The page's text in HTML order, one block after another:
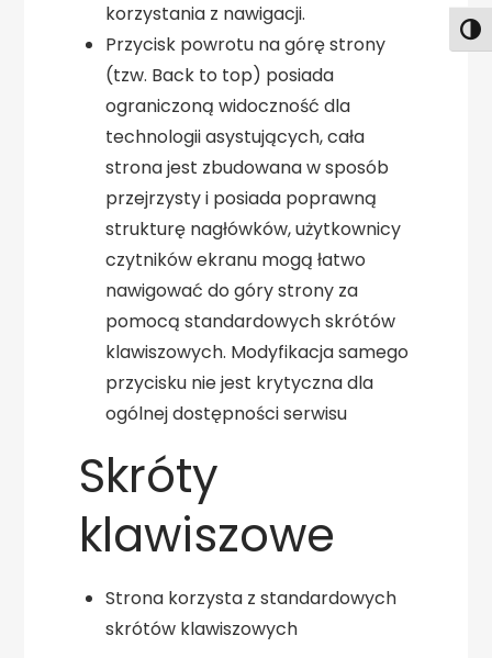
korzystania z nawigacji.
Przycisk powrotu na górę strony
(tzw. Back to top) posiada
ograniczoną widoczność dla
technologii asystujących, cała
strona jest zbudowana w sposób
przejrzysty i posiada poprawną
strukturę nagłówków, użytkownicy
czytników ekranu mogą łatwo
nawigować do góry strony za
pomocą standardowych skrótów
klawiszowych. Modyfikacja samego
przycisku nie jest krytyczna dla
ogólnej dostępności serwisu
Skróty
klawiszowe
Strona korzysta z standardowych
skrótów klawiszowych